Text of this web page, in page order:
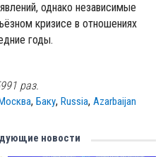
однако независимые
кризисе в отношениях
годы.
раз.
,Баку,Russia,Azarbaijan
новости